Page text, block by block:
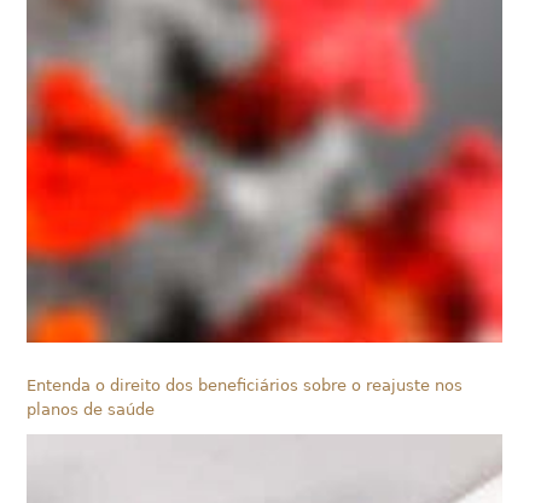
Entenda o direito dos beneficiários sobre o reajuste nos
planos de saúde